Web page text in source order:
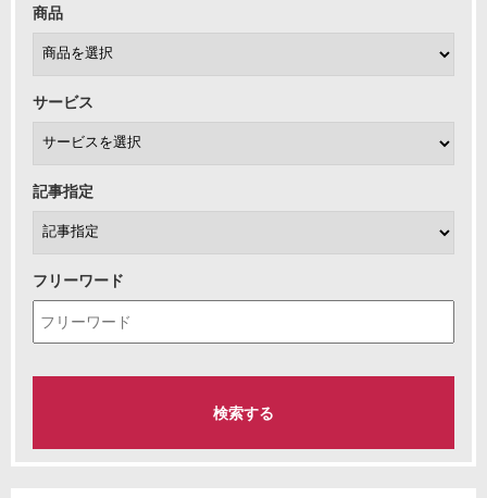
商品
サービス
記事指定
フリーワード